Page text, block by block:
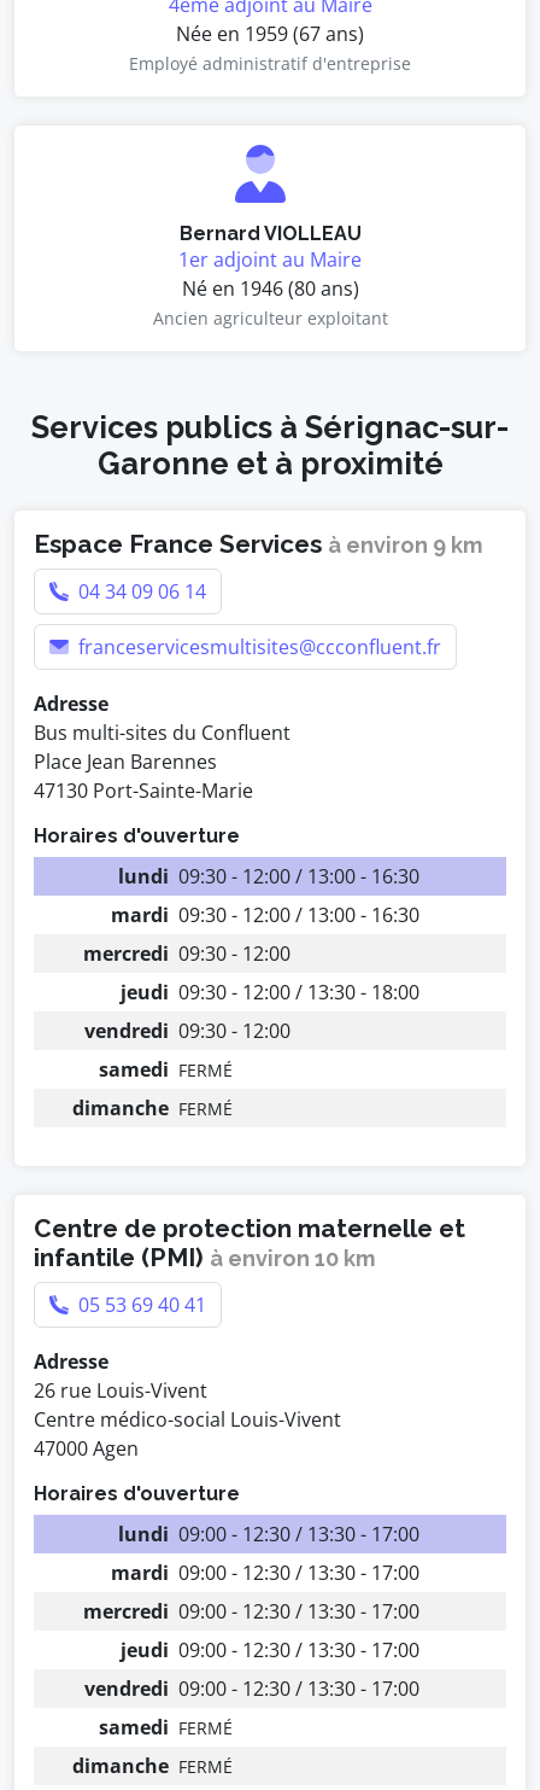
Née en 1959 (67 ans)
Employé administratif d'entreprise
Bernard VIOLLEAU
1er adjoint au Maire
Né en 1946 (80 ans)
Ancien agriculteur exploitant
Services publics à Sérignac-sur-
Garonne et à proximité
Espace France Services à environ 9 km
04 34 09 06 14
franceservicesmultisites@ccconfluent.fr
Adresse
Bus multi-sites du Confluent
Place Jean Barennes
47130 Port-Sainte-Marie
Horaires d'ouverture
lundi 09:30 - 12:00 / 13:00 - 16:30
mardi 09:30 - 12:00 / 13:00 - 16:30
mercredi 09:30 - 12:00
jeudi 09:30 - 12:00 / 13:30 - 18:00
vendredi 09:30 - 12:00
samedi FERMÉ
dimanche FERMÉ
Centre de protection maternelle et
infantile (PMI) à environ 10 km
05 53 69 40 41
Adresse
26 rue Louis-Vivent
Centre médico-social Louis-Vivent
47000 Agen
Horaires d'ouverture
lundi 09:00 - 12:30 / 13:30 - 17:00
mardi 09:00 - 12:30 / 13:30 - 17:00
mercredi 09:00 - 12:30 / 13:30 - 17:00
jeudi 09:00 - 12:30 / 13:30 - 17:00
vendredi 09:00 - 12:30 / 13:30 - 17:00
samedi FERMÉ
dimanche FERMÉ